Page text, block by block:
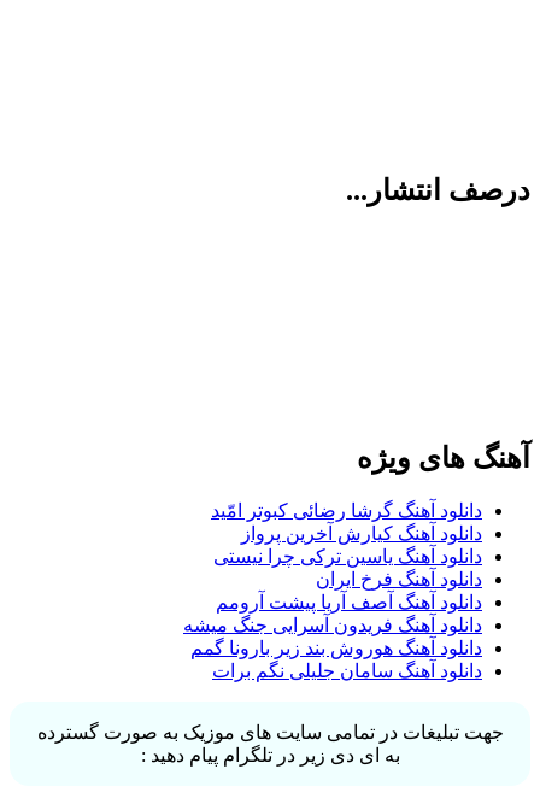
درصف انتشار...
آهنگ های ویژه
دانلود آهنگ گرشا رضائی کبوتر امّید
دانلود آهنگ کیارش آخرین پرواز
دانلود آهنگ یاسین ترکی چرا نیستی
دانلود آهنگ فرخ ایران
دانلود آهنگ آصف آریا پیشت آرومم
دانلود آهنگ فریدون آسرایی جنگ میشه
دانلود آهنگ هوروش بند زیر بارونا گمم
دانلود آهنگ سامان جلیلی نگم برات
جهت تبلیغات در تمامی سایت های موزیک به صورت گسترده
به ای دی زیر در تلگرام پیام دهید :